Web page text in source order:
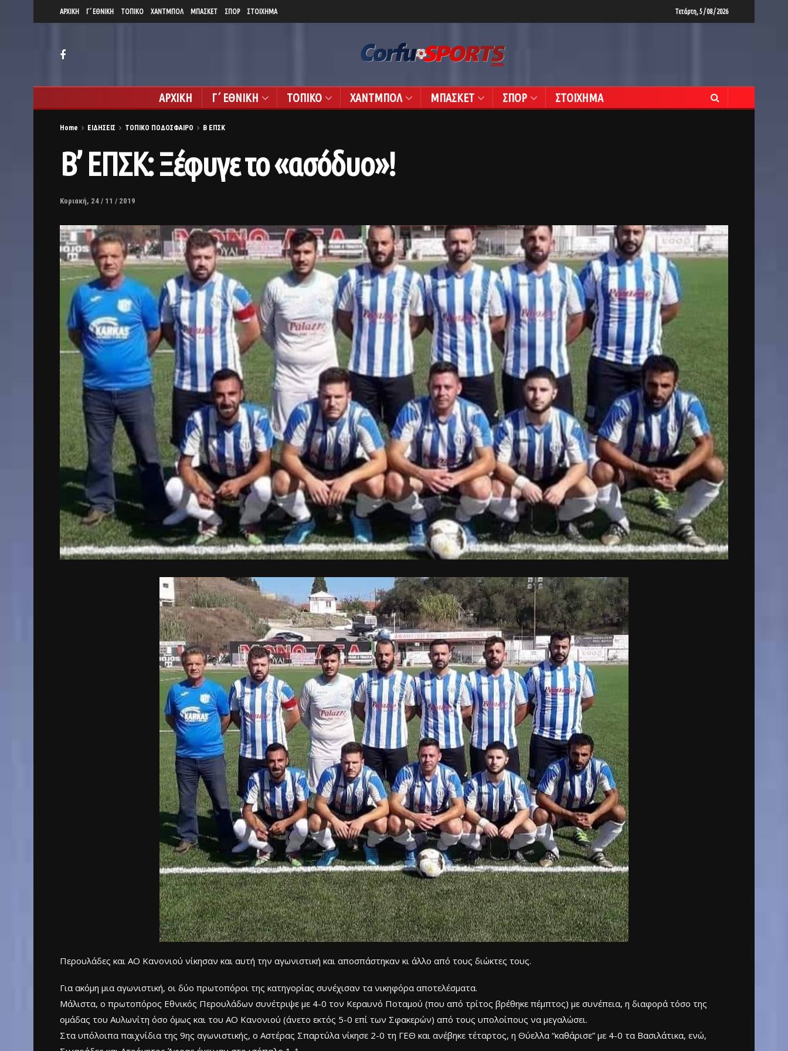
ΑΡΧΙΚΗ Γ΄ ΕΘΝΙΚΗ ΤΟΠΙΚΟ ΧΑΝΤΜΠΟΛ ΜΠΑΣΚΕΤ ΣΠΟΡ ΣΤΟΙΧΗΜΑ Τετάρτη, 5 / 08 / 2026
ΑΡΧΙΚΗ Γ΄ ΕΘΝΙΚΗ ΤΟΠΙΚΟ ΧΑΝΤΜΠΟΛ ΜΠΑΣΚΕΤ ΣΠΟΡ ΣΤΟΙΧΗΜΑ
Home ΕΙΔΗΣΕΙΣ ΤΟΠΙΚΟ ΠΟΔΟΣΦΑΙΡΟ Β ΕΠΣΚ
Β’ ΕΠΣΚ: Ξέφυγε το «ασόδυο»!
Κυριακή, 24 / 11 / 2019
Περουλάδες και ΑΟ Κανονιού νίκησαν και αυτή την αγωνιστική και αποσπάστηκαν κι άλλο από τους διώκτες τους.
Για ακόμη μια αγωνιστική, οι δύο πρωτοπόροι της κατηγορίας συνέχισαν τα νικηφόρα αποτελέσματα.
Μάλιστα, ο πρωτοπόρος Εθνικός Περουλάδων συνέτριψε με 4-0 τον Κεραυνό Ποταμού (που από τρίτος βρέθηκε πέμπτος) με συνέπεια, η διαφορά τόσο της
ομάδας του Αυλωνίτη όσο όμως και του ΑΟ Κανονιού (άνετο εκτός 5-0 επί των Σφακερών) από τους υπολοίπους να μεγαλώσει.
Στα υπόλοιπα παιχνίδια της 9ης αγωνιστικής, ο Αστέρας Σπαρτύλα νίκησε 2-0 τη ΓΕΘ και ανέβηκε τέταρτος, η Θύελλα “καθάρισε” με 4-0 τα Βασιλάτικα, ενώ,